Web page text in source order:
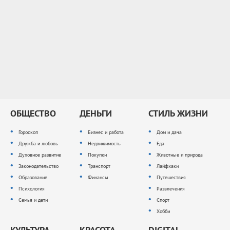
ОБЩЕСТВО
Гороскоп
Дружба и любовь
Духовное развитие
Законодательство
Образование
Психология
Семья и дети
ДЕНЬГИ
Бизнес и работа
Недвижимость
Покупки
Транспорт
Финансы
СТИЛЬ ЖИЗНИ
Дом и дача
Еда
Животные и природа
Лайфхаки
Путешествия
Развлечения
Спорт
Хобби